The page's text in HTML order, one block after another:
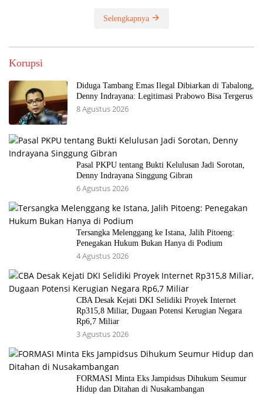
Selengkapnya
Korupsi
Diduga Tambang Emas Ilegal Dibiarkan di Tabalong,
Denny Indrayana: Legitimasi Prabowo Bisa Tergerus
8 Agustus 2026
Pasal PKPU tentang Bukti Kelulusan Jadi Sorotan,
Denny Indrayana Singgung Gibran
6 Agustus 2026
Tersangka Melenggang ke Istana, Jalih Pitoeng:
Penegakan Hukum Bukan Hanya di Podium
4 Agustus 2026
CBA Desak Kejati DKI Selidiki Proyek Internet
Rp315,8 Miliar, Dugaan Potensi Kerugian Negara
Rp6,7 Miliar
3 Agustus 2026
FORMASI Minta Eks Jampidsus Dihukum Seumur
Hidup dan Ditahan di Nusakambangan